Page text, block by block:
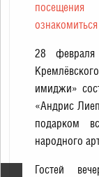
посещения
ознакомиться
28 февраля
имиджи»
«Андрис
подарком
народного
Гостей